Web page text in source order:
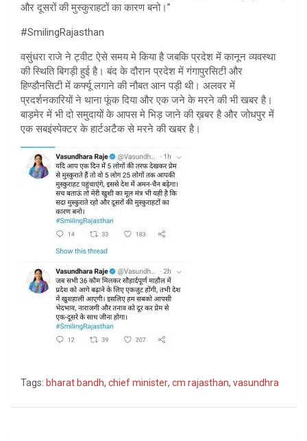
और दूसरों की मुस्कुराहटों का कारण बनो।”
#SmilingRajasthan
वसुंधरा राजे ने ट्वीट ऐसे समय मे किया है जबकि प्रदेश में कानून व्यवस्था
की स्थिति बिगड़ी हुई है। बंद के दौरान प्रदेश में गंगापुरसिटी और
हिण्डौनसिटी में कर्फ्यू लगाने की नौबत आन पड़ी थी। अलवर में
प्रदर्शनकारियों ने थाना फूंक दिया और एक जने के मरने की भी खबर है।
बाड़मेर में भी दो समुदायों के आपस मे भिड़ जाने की ख़बर है और जोधपुर में
एक सबइंस्पेक्टर के हार्टअटैक से मरने की खबर है।
Tags: bharat bandh, chief minister, cm rajasthan, vasundhra